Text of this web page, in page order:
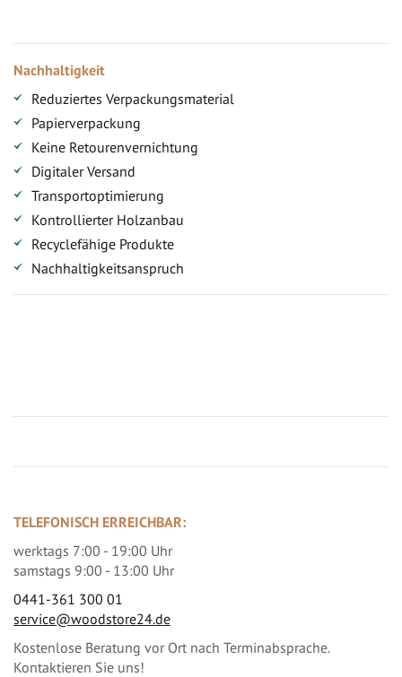
Nachhaltigkeit
Reduziertes Verpackungsmaterial
Papierverpackung
Keine Retourenvernichtung
Digitaler Versand
Transportoptimierung
Kontrollierter Holzanbau
Recyclefähige Produkte
Nachhaltigkeitsanspruch
TELEFONISCH ERREICHBAR:
werktags 7:00 - 19:00 Uhr
samstags 9:00 - 13:00 Uhr
0441-361 300 01
service@woodstore24.de
Kostenlose Beratung vor Ort nach Terminabsprache.
Kontaktieren Sie uns!